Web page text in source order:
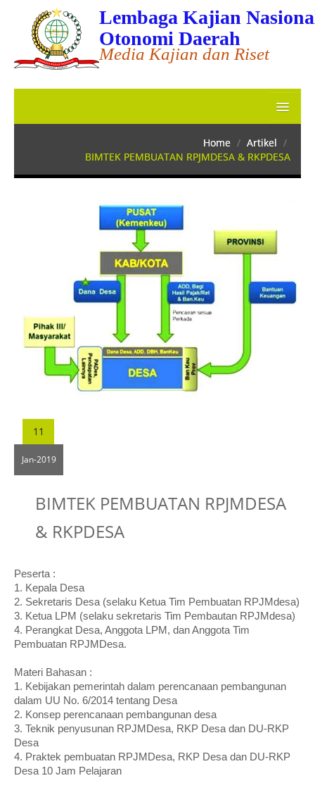
Lembaga Kajian
Otonomi Daerah
Media Kajian dan Riset
MATERI BIMTEK
KONSULTAN
APLIKASI
Tentang Kami
Kontak Kami
Home / Artikel /
BIMTEK PEMBUATAN RPJMDESA & RKPDESA
11
Jan-2019
BIMTEK PEMBUATAN RPJMDESA
& RKPDESA
Peserta :
1. Kepala Desa
2. Sekretaris Desa (selaku Ketua Tim Pembuatan RPJMdesa)
3. Ketua LPM (selaku sekretaris Tim Pembautan RPJMdesa)
4. Perangkat Desa, Anggota LPM, dan Anggota Tim
Pembuatan RPJMDesa.
Materi Bahasan :
1. Kebijakan pemerintah dalam perencanaan pembangunan
dalam UU No. 6/2014 tentang Desa
2. Konsep perencanaan pembangunan desa
3. Teknik penyusunan RPJMDesa, RKP Desa dan DU-RKP
Desa
4. Praktek pembuatan RPJMDesa, RKP Desa dan DU-RKP
Desa 10 Jam Pelajaran